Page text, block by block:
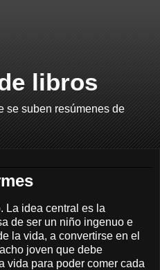
libros
se suben resúmenes de
La idea central es la
de ser un niño ingenuo e
la vida, a convertirse en el
joven que debe
vida para poder comer cada